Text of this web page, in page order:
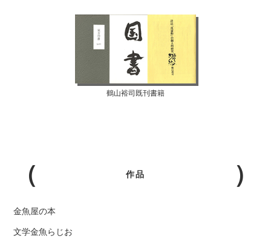
鶴山裕司既刊書籍
作品
金魚屋の本
文学金魚らじお